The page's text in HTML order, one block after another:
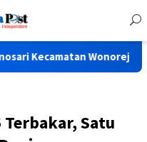
Wonorejo Seru Bos…..
Satu